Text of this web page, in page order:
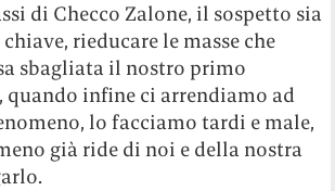
di Checco Zalone, il sospetto sia
rieducare le masse che
sbagliata il nostro primo
quando infine ci arrendiamo ad
lo facciamo tardi e male,
già ride di noi e della nostra